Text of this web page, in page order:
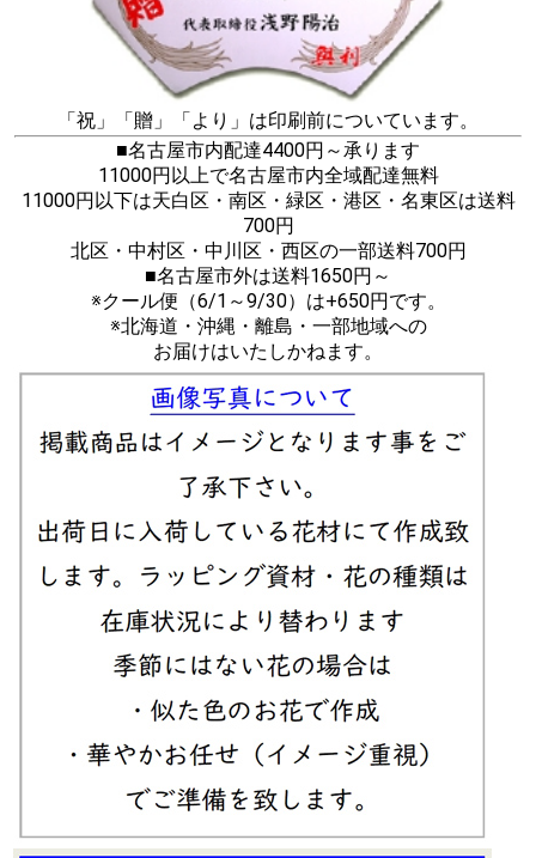
「祝」「贈」「より」は印刷前についています。
■名古屋市内配達4400円～承ります
11000円以上で名古屋市内全域配達無料
11000円以下は天白区・南区・緑区・港区・名東区は送料
700円
北区・中村区・中川区・西区の一部送料700円
■名古屋市外は送料1650円～
※クール便（6/1～9/30）は+650円です。
※北海道・沖縄・離島・一部地域への
お届けはいたしかねます。